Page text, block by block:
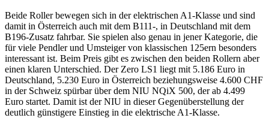
Beide Roller bewegen sich in der elektrischen A1-Klasse und sind
damit in Österreich auch mit dem B111-, in Deutschland mit dem
B196-Zusatz fahrbar. Sie spielen also genau in jener Kategorie, die
für viele Pendler und Umsteiger von klassischen 125ern besonders
interessant ist. Beim Preis gibt es zwischen den beiden Rollern aber
einen klaren Unterschied. Der Zero LS1 liegt mit 5.186 Euro in
Deutschland, 5.230 Euro in Österreich beziehungsweise 4.600 CHF
in der Schweiz spürbar über dem NIU NQiX 500, der ab 4.499
Euro startet. Damit ist der NIU in dieser Gegenüberstellung der
deutlich günstigere Einstieg in die elektrische A1-Klasse.